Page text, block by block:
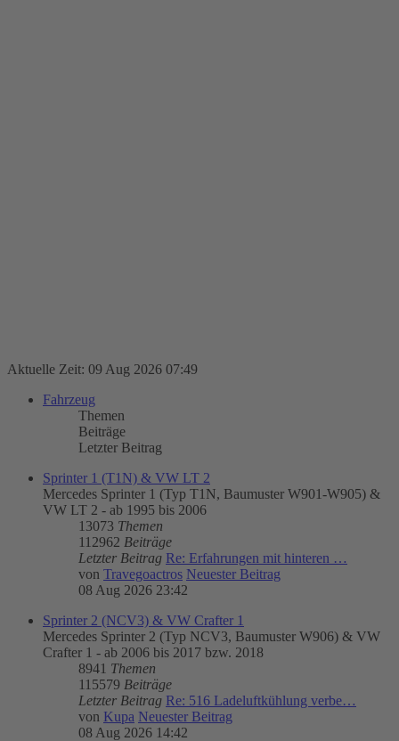
Aktuelle Zeit: 09 Aug 2026 07:49
Fahrzeug
Themen
Beiträge
Letzter Beitrag
Sprinter 1 (T1N) & VW LT 2
Mercedes Sprinter 1 (Typ T1N, Baumuster W901-W905) &
VW LT 2 - ab 1995 bis 2006
13073 Themen
112962 Beiträge
Letzter Beitrag Re: Erfahrungen mit hinteren …
von Travegoactros Neuester Beitrag
08 Aug 2026 23:42
Sprinter 2 (NCV3) & VW Crafter 1
Mercedes Sprinter 2 (Typ NCV3, Baumuster W906) & VW
Crafter 1 - ab 2006 bis 2017 bzw. 2018
8941 Themen
115579 Beiträge
Letzter Beitrag Re: 516 Ladeluftkühlung verbe…
von Kupa Neuester Beitrag
08 Aug 2026 14:42